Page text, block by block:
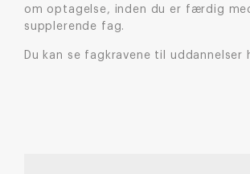
om optagelse, inden du er færdig
supplerende fag.
Du kan se fagkravene til uddannelser